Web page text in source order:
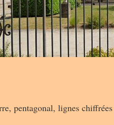
pentagonal, lignes chiffrées